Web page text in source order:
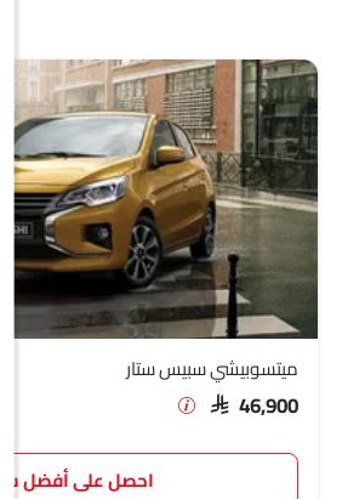
ميتسوبيشي سبيس ستار
SAR 46,900
احصل على أفضل سعر